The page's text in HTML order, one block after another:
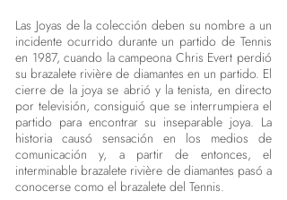
Las Joyas de la colección deben su nombre a un
incidente ocurrido durante un partido de Tennis
en 1987, cuando la campeona Chris Evert perdió
su brazalete rivière de diamantes en un partido. El
cierre de la joya se abrió y la tenista, en directo
por televisión, consiguió que se interrumpiera el
partido para encontrar su inseparable joya. La
historia causó sensación en los medios de
comunicación y, a partir de entonces, el
interminable brazalete rivière de diamantes pasó a
conocerse como el brazalete del Tennis.